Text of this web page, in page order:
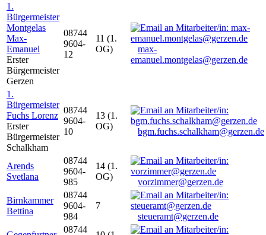
1.
Bürgermeister
Montgelas
Max-
Emanuel
Erster
Bürgermeister
Gerzen
08744
9604-
12
11 (1.
OG)
max-
emanuel.montgelas@gerzen.de
1.
Bürgermeister
Fuchs Lorenz
Erster
Bürgermeister
Schalkham
08744
9604-
10
13 (1.
OG)
bgm.fuchs.schalkham@gerzen.de
Arends
Svetlana
08744
9604-
985
14 (1.
OG)
vorzimmer@gerzen.de
Birnkammer
Bettina
08744
9604-
984
7
steueramt@gerzen.de
08744